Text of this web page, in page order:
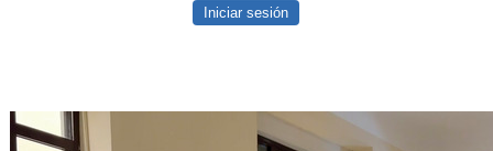
Iniciar sesión